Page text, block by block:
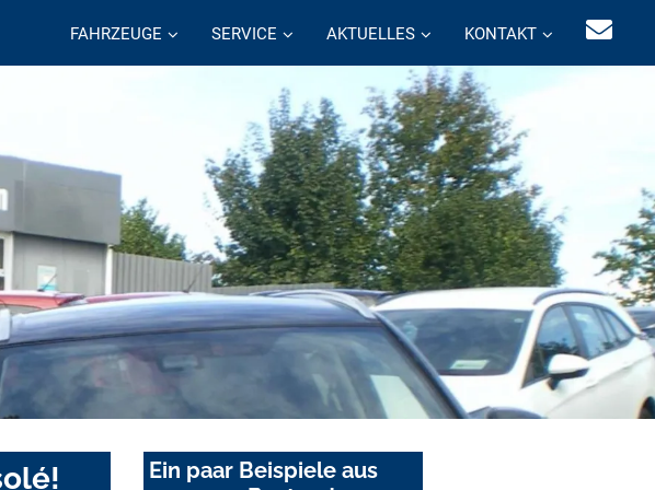
FAHRZEUGE SERVICE AKTUELLES KONTAKT
Ein paar Beispiele aus